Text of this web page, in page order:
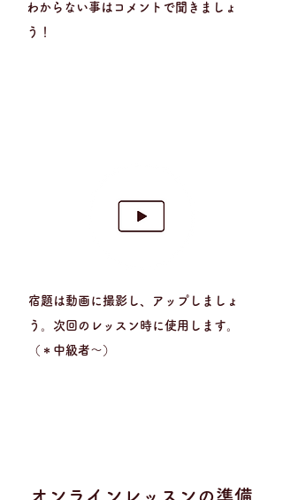
​わからない事はコメントで聞きましょ
う！
宿題は動画に撮影し、アップしましょ
う。次回のレッスン時に使用します。
​（＊中級者〜）
​オンラインレッスンの準備